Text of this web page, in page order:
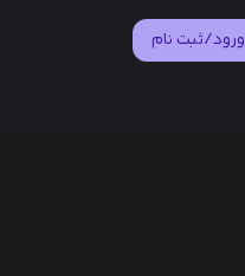
ورود/ثبت نام